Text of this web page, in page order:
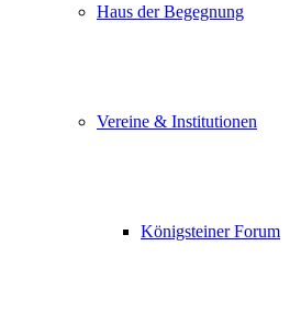
Haus der Begegnung
Vereine & Institutionen
Königsteiner Forum